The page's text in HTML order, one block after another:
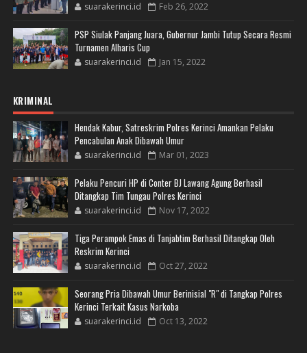
suarakerinci.id Feb 26, 2022
PSP Siulak Panjang Juara, Gubernur Jambi Tutup Secara Resmi
Turnamen Alharis Cup
suarakerinci.id Jan 15, 2022
KRIMINAL
Hendak Kabur, Satreskrim Polres Kerinci Amankan Pelaku
Pencabulan Anak Dibawah Umur
suarakerinci.id Mar 01, 2023
Pelaku Pencuri HP di Conter BJ Lawang Agung Berhasil
Ditangkap Tim Tungau Polres Kerinci
suarakerinci.id Nov 17, 2022
Tiga Perampok Emas di Tanjabtim Berhasil Ditangkap Oleh
Reskrim Kerinci
suarakerinci.id Oct 27, 2022
Seorang Pria Dibawah Umur Berinisial "R" di Tangkap Polres
Kerinci Terkait Kasus Narkoba
suarakerinci.id Oct 13, 2022